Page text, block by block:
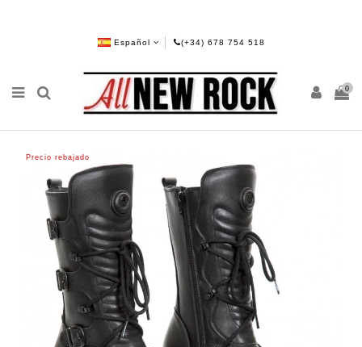
Español (+34) 678 754 518
0
Precio rebajado